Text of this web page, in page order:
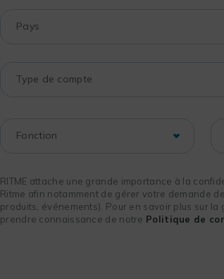
RITME attache une grande importance à la
Ritme afin notamment de gérer votre demande
produits, événements). Pour en savoir plus sur
prendre connaissance de notre Politique de